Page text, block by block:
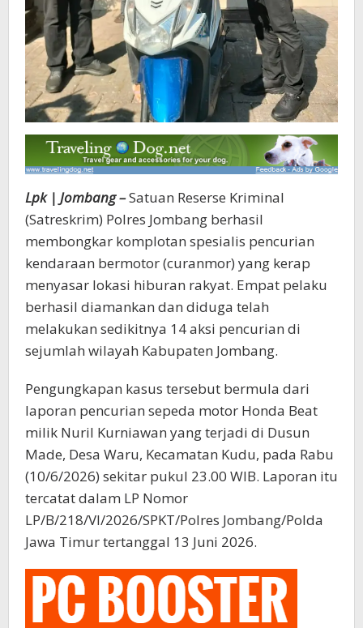
Lpk | Jombang –Satuan Reserse Kriminal
(Satreskrim) Polres Jombang berhasil
membongkar komplotan spesialis pencurian
kendaraan bermotor (curanmor) yang kerap
menyasar lokasi hiburan rakyat. Empat pelaku
berhasil diamankan dan diduga telah
melakukan sedikitnya 14 aksi pencurian di
sejumlah wilayah Kabupaten Jombang.
Pengungkapan kasus tersebut bermula dari
laporan pencurian sepeda motor Honda Beat
milik Nuril Kurniawan yang terjadi di Dusun
Made, Desa Waru, Kecamatan Kudu, pada Rabu
(10/6/2026) sekitar pukul 23.00 WIB. Laporan itu
tercatat dalam LP Nomor
LP/B/218/VI/2026/SPKT/Polres Jombang/Polda
Jawa Timur tertanggal 13 Juni 2026.